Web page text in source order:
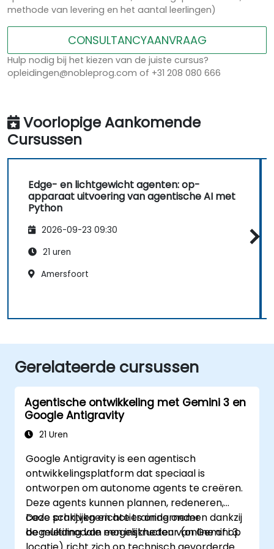
methode van levering en het aantal leerlingen)
CONSULTANCYAANVRAAG
Hulp nodig bij het kiezen van de juiste cursus?
opleidingen@nobleprog.com of +31 208 080 666
Voorlopige Aankomende
Cursussen
Edge- en lichtgewicht agenten: op-
apparaat uitvoering van agentische AI met
Python
2026-09-23 09:30
21 uren
Amersfoort
Gerelateerde cursussen
Agentische ontwikkeling met Gemini 3 en
Google Antigravity
21 Uren
Google Antigravity is een agentisch
ontwikkelingsplatform dat speciaal is
ontworpen om autonome agents te creëren.
Deze agents kunnen plannen, redeneren,
code schrijven en acties ondernemen dankzij
de multimodale mogelijkheden van Gemini 3.
Deze praktijkgerichte training onder
begeleiding van een instructeur (online of op